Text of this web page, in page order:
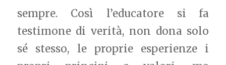
sempre. Così l’educatore si fa
testimone di verità, non dona solo
sé stesso, le proprie esperienze i